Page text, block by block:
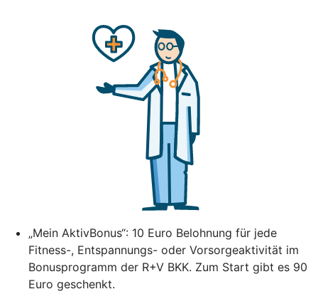
„Mein AktivBonus“: 10 Euro Belohnung für jede
Fitness-, Entspannungs- oder Vorsorgeaktivität im
Bonusprogramm der R+V BKK. Zum Start gibt es 90
Euro geschenkt.